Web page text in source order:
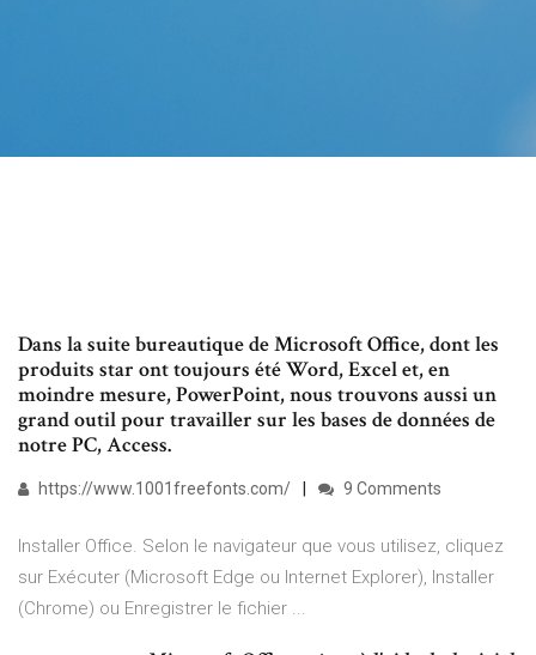
Dans la suite bureautique de Microsoft Office, dont les
produits star ont toujours été Word, Excel et, en
moindre mesure, PowerPoint, nous trouvons aussi un
grand outil pour travailler sur les bases de données de
notre PC, Access.
https://www.1001freefonts.com/ 9 Comments
Installer Office. Selon le navigateur que vous utilisez, cliquez
sur Exécuter (Microsoft Edge ou Internet Explorer), Installer
(Chrome) ou Enregistrer le fichier ...